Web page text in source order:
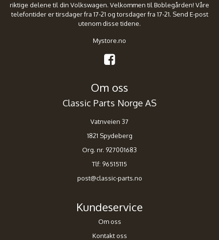
riktige delene til din Volkswagen. Velkommen til Boblegården! Våre
telefontider er tirsdager fra 17-21 og torsdager fra 17-21. Send E-post
utenom disse tidene.
Mystore.no
Om oss
Classic Parts Norge AS
Vatnveien 37
1821 Spydeberg
Org. nr. 927001683
Tlf: 96515115
post@classic-parts.no
Kundeservice
Om oss
Kontakt oss